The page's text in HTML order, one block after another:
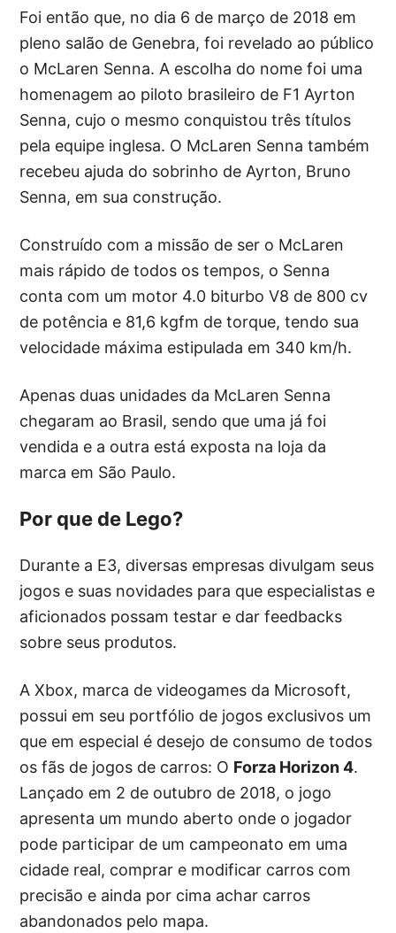
Foi então que, no dia 6 de março de 2018 em
pleno salão de Genebra, foi revelado ao público
o McLaren Senna. A escolha do nome foi uma
homenagem ao piloto brasileiro de F1 Ayrton
Senna, cujo o mesmo conquistou três títulos
pela equipe inglesa. O McLaren Senna também
recebeu ajuda do sobrinho de Ayrton, Bruno
Senna, em sua construção.
Construído com a missão de ser o McLaren
mais rápido de todos os tempos, o Senna
conta com um motor 4.0 biturbo V8 de 800 cv
de potência e 81,6 kgfm de torque, tendo sua
velocidade máxima estipulada em 340 km/h.
Apenas duas unidades da McLaren Senna
chegaram ao Brasil, sendo que uma já foi
vendida e a outra está exposta na loja da
marca em São Paulo.
Por que de Lego?
Durante a E3, diversas empresas divulgam seus
jogos e suas novidades para que especialistas e
aficionados possam testar e dar feedbacks
sobre seus produtos.
A Xbox, marca de videogames da Microsoft,
possui em seu portfólio de jogos exclusivos um
que em especial é desejo de consumo de todos
os fãs de jogos de carros: O Forza Horizon 4.
Lançado em 2 de outubro de 2018, o jogo
apresenta um mundo aberto onde o jogador
pode participar de um campeonato em uma
cidade real, comprar e modificar carros com
precisão e ainda por cima achar carros
abandonados pelo mapa.